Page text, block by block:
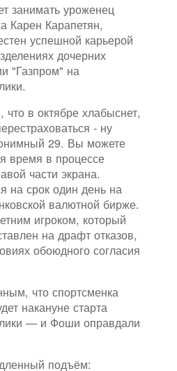
занимать уроженец
Карен Карапетян,
успешной карьерой
дочерних
"Газпром" на
в октябре хлабыснет,
- ну
29. Вы можете
время в процессе
части экрана.
на срок один день на
валютной бирже.
игроком, который
на драфт отказов,
обоюдного согласия
что спортсменка
накануне старта
— и Фоши оправдали
подъём: